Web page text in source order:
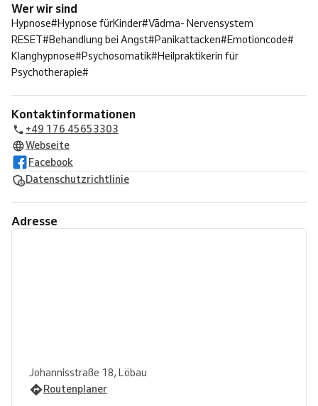
Wer wir sind
Hypnose#Hypnose fürKinder#Vādma- Nervensystem
RESET#Behandlung bei Angst#Panikattacken#Emotioncode#
Klanghypnose#Psychosomatik#Heilpraktikerin für
Psychotherapie#
Kontaktinformationen
+49 176 45653303
Webseite
Facebook
Datenschutzrichtlinie
Adresse
Johannisstraße 18, Löbau
Routenplaner